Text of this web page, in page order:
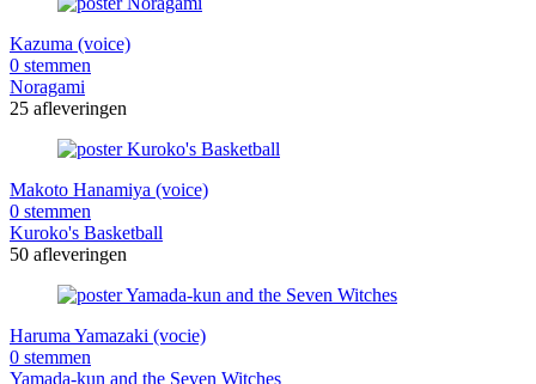
Kazuma (voice)
0 stemmen
Noragami
25 afleveringen
Makoto Hanamiya (voice)
0 stemmen
Kuroko's Basketball
50 afleveringen
Haruma Yamazaki (vocie)
0 stemmen
Yamada-kun and the Seven Witches